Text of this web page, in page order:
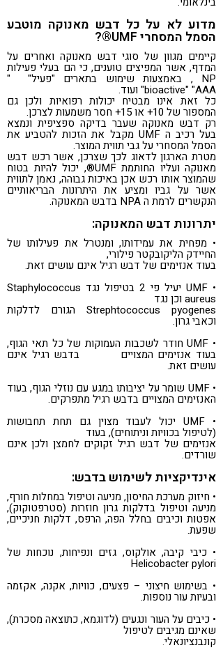
מדוע לא על כל דבש מאנוקה מוטבע
הסמל המסחרי UMF®?
קיימים מגוון של סוגי דבש מאנוקה ואחרים על
המדף, אשר המפיצים טוענים, כי הם בעלי פעילות
NP , באמצעות שימוש בתארים "פעיל" "
bioactive" "AAA" ועוד.
כל זאת אינו מבטיח יכולות רפואיות ולכן גם
המספור של 10+ או 15+ חסר משמעות לצרכן.
רק דבש מאנוקה שעבר בדיקה ספציפית ונמצא
בעל רכיב ה UMF מקבל את הזכות להטביע את
הסמל המסחרי על גבי תווית המוצר.
מטרת הארגון לדאוג לכך שצרכן, אשר רכש דבש
מאנוקה ועליו החותמת UMF®, יכול להיות בטוח
שהמוצר אותו רכש אכן באיכות גבוהה, נאמן לתווית
אשר על גביו ומציע את היתרונות הבריאותיים
הנקשרים לרמת ה NPA בדבש המאנוקה.
יתרונות דבש המאנוקה:
• מפחית את עמידותו, ומנטרל את פעילותו של
החיידק הליקובקטר פילורי,
בעוד אנזימים של דבש רגיל אינם עושים זאת.
• UMF יעיל פי 2 בטיפול נגד Staphylococcus
aureus וכן נגד
Strephtococcus pyogenes הגורם לדלקות
וכאבי גרון.
• UMF חודר לשכבות העמוקות של כל תאי הגוף,
בעוד אנזימים המצויים בדבש רגיל אינם
עושים זאת.
• UMF שומר על יציבותו במגע עם נוזלי הגוף, בעוד
האנזימים המצויים בדבש רגיל מתפרקים.
• UMF יכול לעבוד מצוין גם תחת תחבושות
(לטיפול בכוויות וניתוחים), בעוד
אנזימים של דבש רגיל זקוקים לחמצן ולכן אינם
שורדים.
אינדיקציות לשימוש בדבש:
• חיזוק מערכת החיסון, מניעה וטיפול במחלות חורף,
מניעה וטיפול בדלקות גרון חוזרות (סטרפטוקוק),
אפטות וכיבים בחלל הפה, הרפס, דלקות חניכיים,
שפעת.
• כיבי קיבה, אולקוס, גזים ונפיחות, נוכחות של
Helicobacter pylori
• בשימוש חיצוני – פצעים, כוויות, אקנה, אקזמה
ובעיות עור נוספות.
• כיבים על העור ונגעים (לדוגמא, כתוצאה מסכרת),
שאינם מגיבים לטיפול
קונבנציונאלי.